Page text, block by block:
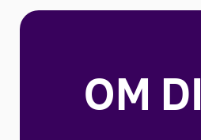
OM DI